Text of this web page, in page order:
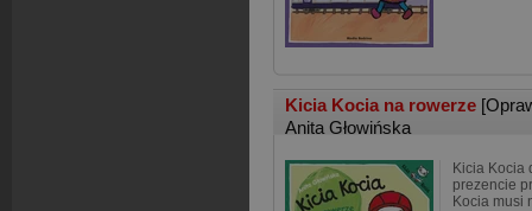
Kicia Kocia na rowerze
Anita Głowińska
Kicia Kocia
prezencie
Kocia musi